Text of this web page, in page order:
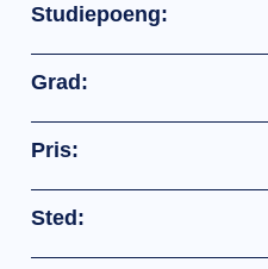
Studiepoeng:
Grad:
Pris:
Sted: